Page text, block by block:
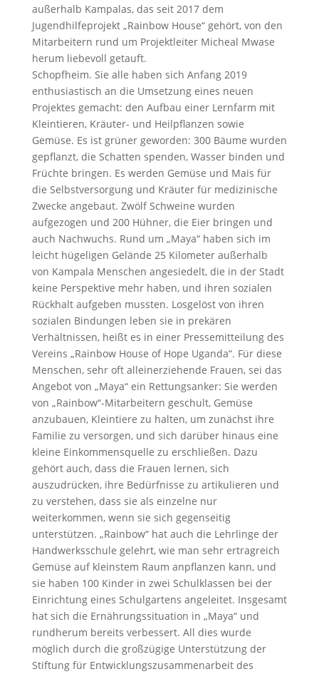
außerhalb Kampalas, das seit 2017 dem
Jugendhilfeprojekt „Rainbow House“ gehört, von den
Mitarbeitern rund um Projektleiter Micheal Mwase
herum liebevoll getauft.
Schopfheim. Sie alle haben sich Anfang 2019
enthusiastisch an die Umsetzung eines neuen
Projektes gemacht: den Aufbau einer Lernfarm mit
Kleintieren, Kräuter- und Heilpflanzen sowie
Gemüse. Es ist grüner geworden: 300 Bäume wurden
gepflanzt, die Schatten spenden, Wasser binden und
Früchte bringen. Es werden Gemüse und Mais für
die Selbstversorgung und Kräuter für medizinische
Zwecke angebaut. Zwölf Schweine wurden
aufgezogen und 200 Hühner, die Eier bringen und
auch Nachwuchs. Rund um „Maya“ haben sich im
leicht hügeligen Gelände 25 Kilometer außerhalb
von Kampala Menschen angesiedelt, die in der Stadt
keine Perspektive mehr haben, und ihren sozialen
Rückhalt aufgeben mussten. Losgelöst von ihren
sozialen Bindungen leben sie in prekären
Verhältnissen, heißt es in einer Pressemitteilung des
Vereins „Rainbow House of Hope Uganda“. Für diese
Menschen, sehr oft alleinerziehende Frauen, sei das
Angebot von „Maya“ ein Rettungsanker: Sie werden
von „Rainbow“-Mitarbeitern geschult, Gemüse
anzubauen, Kleintiere zu halten, um zunächst ihre
Familie zu versorgen, und sich darüber hinaus eine
kleine Einkommensquelle zu erschließen. Dazu
gehört auch, dass die Frauen lernen, sich
auszudrücken, ihre Bedürfnisse zu artikulieren und
zu verstehen, dass sie als einzelne nur
weiterkommen, wenn sie sich gegenseitig
unterstützen. „Rainbow“ hat auch die Lehrlinge der
Handwerksschule gelehrt, wie man sehr ertragreich
Gemüse auf kleinstem Raum anpflanzen kann, und
sie haben 100 Kinder in zwei Schulklassen bei der
Einrichtung eines Schulgartens angeleitet. Insgesamt
hat sich die Ernährungssituation in „Maya“ und
rundherum bereits verbessert. All dies wurde
möglich durch die großzügige Unterstützung der
Stiftung für Entwicklungszusammenarbeit des